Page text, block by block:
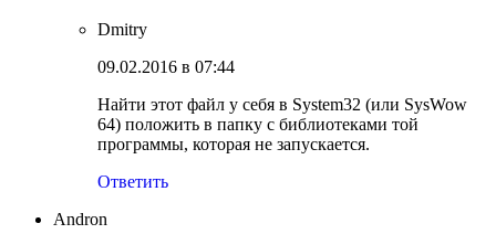
Dmitry
09.02.2016 в 07:44
Найти этот файл у себя в System32 (или SysWow
64) положить в папку с библиотеками той
программы, которая не запускается.
Ответить
Andron